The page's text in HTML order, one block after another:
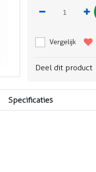
Vergelijk
Deel dit product
Specificaties